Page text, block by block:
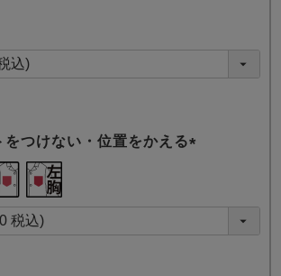
須
)
をつけない・位置をかえる
須
)